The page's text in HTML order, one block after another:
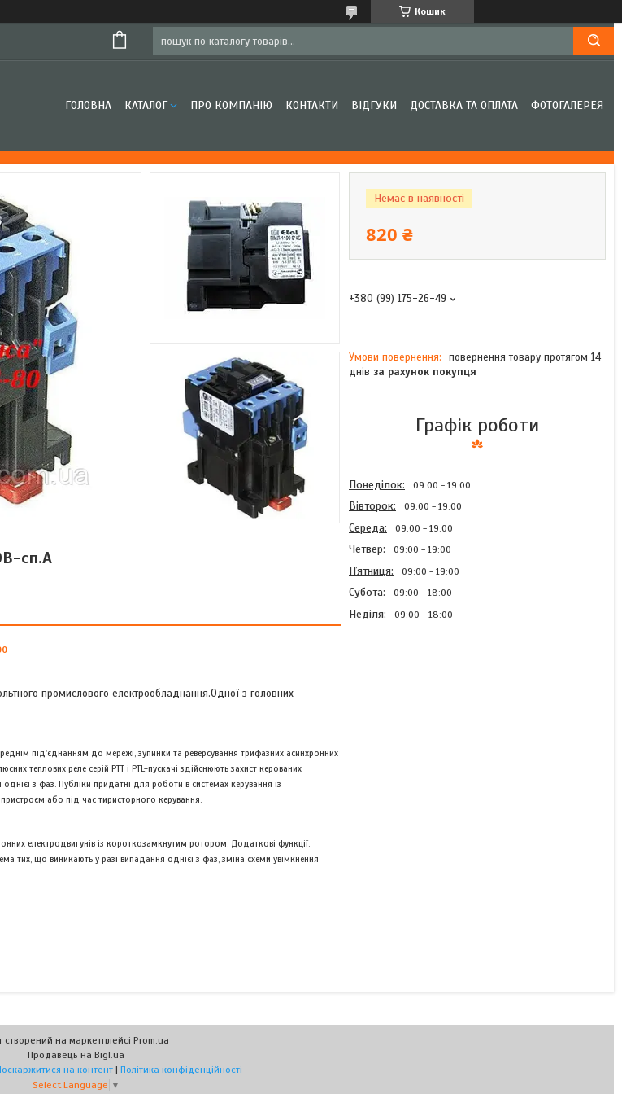
Кошик
ГОЛОВНА КАТАЛОГ ПРО КОМПАНІЮ КОНТАКТИ ВІДГУКИ ДОСТАВКА ТА ОПЛАТА ФОТОГАЛЕРЕЯ
сп.А
промислового електрообладнання.Одної з головних
під'єднанням до мережі, зупинки та реверсування трифазних асинхронних
теплових реле серій РТТ і PTL-пускачі здійснюють захист керованих
з фаз. Публіки придатні для роботи в системах керування із
або під час тиристорного керування.
електродвигунів із короткозамкнутим ротором. Додаткові функції:
тих, що виникають у разі випадання однієї з фаз, зміна схеми увімкнення
Немає в наявності
820 ₴
+380 (99) 175-26-49
повернення товару протягом 14
днів за рахунок покупця
Графік роботи
Понеділок 09:00 19:00
Вівторок 09:00 19:00
Середа 09:00 19:00
Четвер 09:00 19:00
Пʼятниця 09:00 19:00
Субота 09:00 18:00
Неділя 09:00 18:00
створений на маркетплейсі Prom.ua
Продавець на Bigl.ua
на контент | Політика конфіденційності
Select Language ▼